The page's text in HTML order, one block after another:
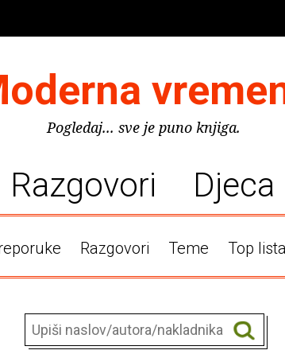
Pogledaj... sve je puno knjiga.
Razgovori Djeca
Razgovori Teme Top